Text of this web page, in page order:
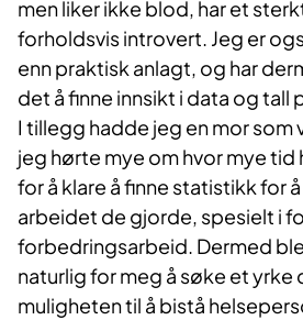
men liker ikke blod, har et
forholdsvis introvert. Jeg er
enn praktisk anlagt, og har
det å finne innsikt i data og tall
I tillegg hadde jeg en mor som
jeg hørte mye om hvor mye tid
for å klare å finne statistikk for
arbeidet de gjorde, spesielt i
forbedringsarbeid. Dermed
naturlig for meg å søke et yrke
muligheten til å bistå